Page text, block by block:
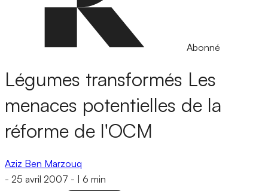
Abonné
Légumes transformés Les
menaces potentielles de la
réforme de l'OCM
Aziz Ben Marzouq
- 25 avril 2007 - 6 min